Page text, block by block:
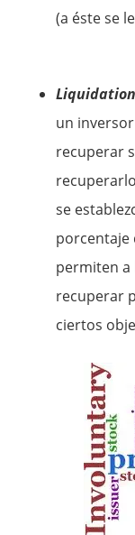
(a éste se
un
recuperar
se
porcentaje
permiten a
recuperar
ciertos